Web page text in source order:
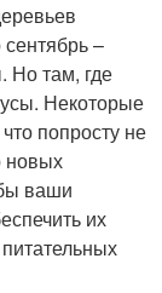
–
Но там, где
Некоторые
попросту не
новых
ваши
их